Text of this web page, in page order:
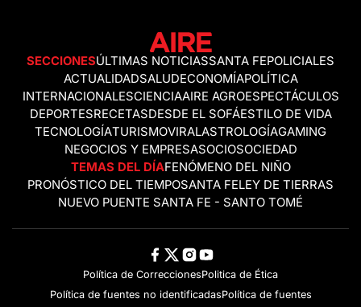
SECCIONESÚLTIMAS NOTICIASSANTA FEPOLICIALES
ACTUALIDADSALUDECONOMÍAPOLÍTICA
INTERNACIONALESCIENCIAAIRE AGROESPECTÁCULOS
DEPORTESRECETASDESDE EL SOFÁESTILO DE VIDA
TECNOLOGÍATURISMOVIRALASTROLOGÍAGAMING
NEGOCIOS Y EMPRESASOCIOSOCIEDAD
TEMAS DEL DÍAFENÓMENO DEL NIÑO
PRONÓSTICO DEL TIEMPOSANTA FELEY DE TIERRAS
NUEVO PUENTE SANTA FE - SANTO TOMÉ
Política de CorreccionesPolitica de Ética
Política de fuentes no identificadasPolítica de fuentes